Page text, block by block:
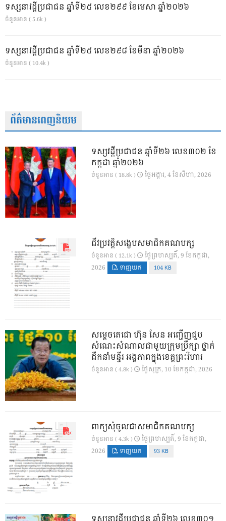
ទស្សនាវដ្ដីប្រជាជន ឆ្នាំទី២៥ លេខ២៩៩ ខែមេសា ឆ្នាំ២០២៦
ចំនួនអាន ( 5.6k )
ទស្សនាវដ្ដីប្រជាជន ឆ្នាំទី២៥ លេខ២៩៨ ខែមីនា ឆ្នាំ២០២៦
ចំនួនអាន ( 10.4k )
ព័ត៌មានពេញនិយម
ទស្សវដ្តីប្រជាជន ឆ្នាំទី២៦ លេខ៣០២ ខែ
កក្កដា ឆ្នាំ២០២៦
ចំនួនអាន ( 18.8k ) ថ្ងៃ​អង្គារ, 4 ខែ​សីហា, 2026
ជីវប្រវត្តិសង្ខេបសមាជិកគណបក្ស
ចំនួនអាន ( 12.1k )
ថ្ងៃ​ព្រហស្បតិ៍, 9 ខែ​កក្កដា,
2026
ទាញយក 104 KB
សម្តេចតេជោ ហ៊ុន សែន អញ្ជើញជួប
សំណេះសំណាលជាមួយក្រុមប្រឹក្សា ថ្នាក់
ដឹកនាំមន្ទីរ អង្គភាពក្នុងខេត្តព្រះវិហារ
ចំនួនអាន ( 4.8k ) ថ្ងៃ​សុក្រ, 10 ខែ​កក្កដា, 2026
ពាក្យសុំចូលជាសមាជិកគណបក្ស
ចំនួនអាន ( 4.3k )
ថ្ងៃ​ព្រហស្បតិ៍, 9 ខែ​កក្កដា,
2026
ទាញយក 93 KB